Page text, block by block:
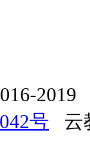
号 云